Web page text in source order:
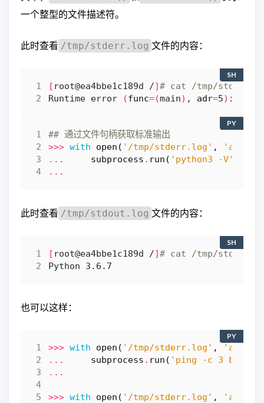
一个整型的文件描述符。
此时查看 /tmp/stderr.log 文件的内容：
[ root@ea4bbe1c189d /]# cat /tmp/
Runtime error
(func=(main) , adr=5)
SH
## 通过文件句柄获取标准输出
>>> with open ( '/tmp/stderr.log' , 'ab'
...
subprocess . run ( 'python3 -V'
...
PY
此时查看 /tmp/stdout.log 文件的内容：
[ root@ea4bbe1c189d /]# cat /tmp/
SH
也可以这样：
>>> with open ( '/tmp/stderr.log' , 'ab'
...
subprocess . run ( 'ping -c 3
...
>>> with open ( '/tmp/stderr.log' , 'ab'
PY